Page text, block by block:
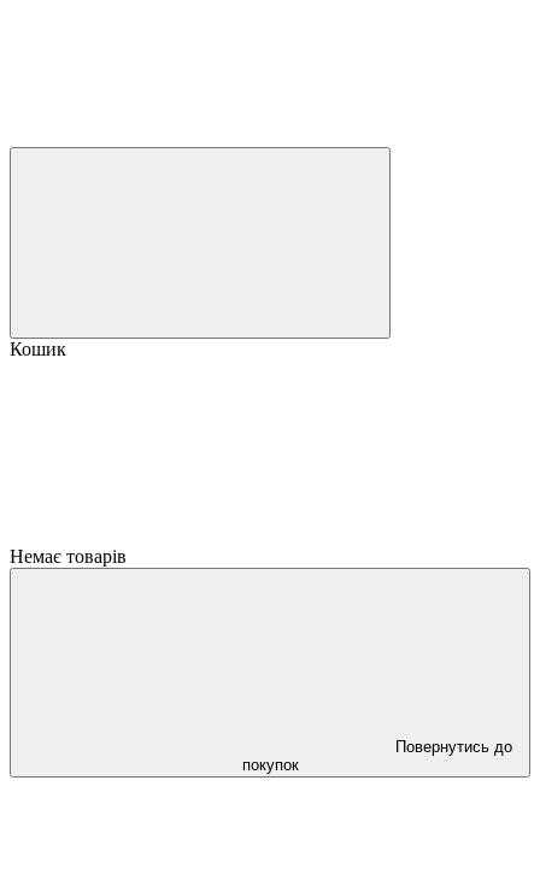
Кошик
Немає товарів
Повернутись до
покупок